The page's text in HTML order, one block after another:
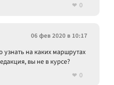
0
06 фев 2020 в 10:17
узнать на каких маршрутах
вы не в курсе?
0